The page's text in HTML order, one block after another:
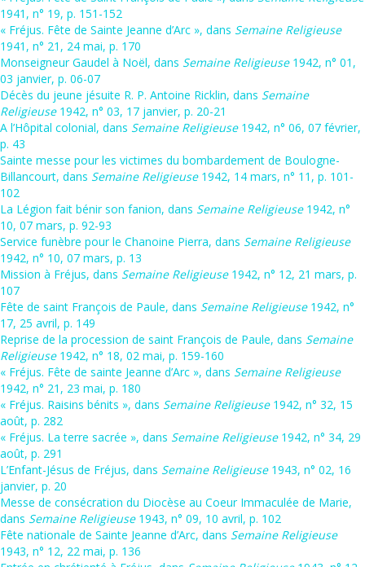
1941, n° 19, p. 151-152
« Fréjus. Fête de Sainte Jeanne d’Arc », dans Semaine Religieuse
1941, n° 21, 24 mai, p. 170
Monseigneur Gaudel à Noël, dans Semaine Religieuse1942, n° 01,
03 janvier, p. 06-07
Décès du jeune jésuite R. P. Antoine Ricklin, dans Semaine
Religieuse1942, n° 03, 17 janvier, p. 20-21
A l’Hôpital colonial, dans Semaine Religieuse1942, n° 06, 07 février,
p. 43
Sainte messe pour les victimes du bombardement de Boulogne-
Billancourt, dans Semaine Religieuse1942, 14 mars, n° 11, p. 101-
102
La Légion fait bénir son fanion, dans Semaine Religieuse1942, n°
10, 07 mars, p. 92-93
Service funèbre pour le Chanoine Pierra, dans Semaine Religieuse
1942, n° 10, 07 mars, p. 13
Mission à Fréjus, dans Semaine Religieuse1942, n° 12, 21 mars, p.
107
Fête de saint François de Paule, dans Semaine Religieuse1942, n°
17, 25 avril, p. 149
Reprise de la procession de saint François de Paule, dans Semaine
Religieuse1942, n° 18, 02 mai, p. 159-160
« Fréjus. Fête de sainte Jeanne d’Arc », dans Semaine Religieuse
1942, n° 21, 23 mai, p. 180
« Fréjus. Raisins bénits », dans Semaine Religieuse1942, n° 32, 15
août, p. 282
« Fréjus. La terre sacrée », dans Semaine Religieuse1942, n° 34, 29
août, p. 291
L’Enfant-Jésus de Fréjus, dans Semaine Religieuse1943, n° 02, 16
janvier, p. 20
Messe de consécration du Diocèse au Coeur Immaculée de Marie,
dans Semaine Religieuse1943, n° 09, 10 avril, p. 102
Fête nationale de Sainte Jeanne d’Arc, dans Semaine Religieuse
1943, n° 12, 22 mai, p. 136